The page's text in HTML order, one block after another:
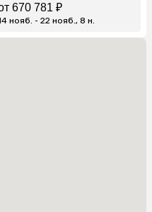
670 781 ₽
нояб. - 22 нояб., 8 н.